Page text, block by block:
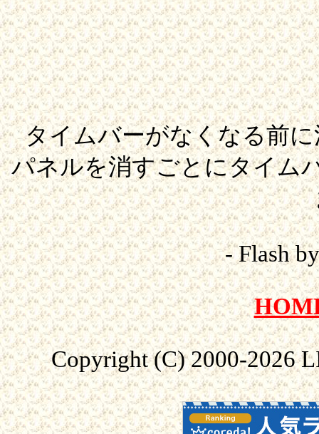
タイムバーがなくなる前
パネルを消すごとにタイム
- Flash
Copyright (C) 2000-2026